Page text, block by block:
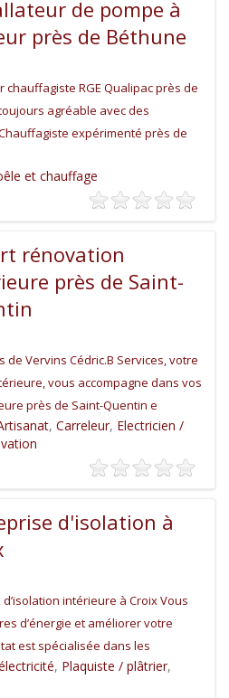
de pompe à
près de Béthune
chauffagiste RGE Qualipac près de
agréable avec des
expérimenté près de
et chauffage
rénovation
près de Saint-
Vervins Cédric.B Services, votre
vous accompagne dans vos
près de Saint-Quentin e
, Carreleur, Electricien /
d'isolation à
intérieure à Croix Vous
d’énergie et améliorer votre
est spécialisée dans les
, Plaquiste / plâtrier,